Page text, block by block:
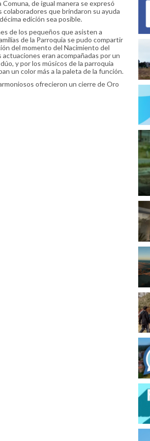
Comuna, de igual manera se expresó
colaboradores que brindaron su ayuda
edición sea posible.
de los pequeños que asisten a
de la Parroquia se pudo compartir
del momento del Nacimiento del
actuaciones eran acompañadas por un
y por los músicos de la parroquia
un color más a la paleta de la función.
ofrecieron un cierre de Oro